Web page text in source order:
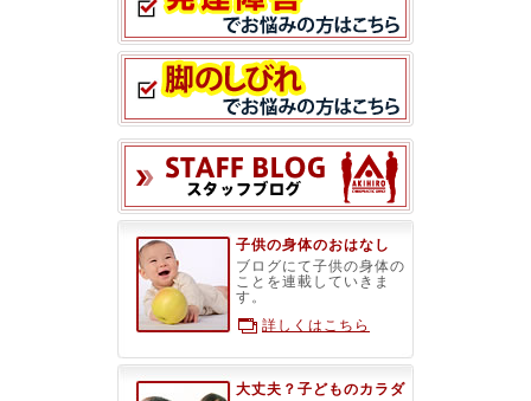
子供の身体のおはなし
ブログにて子供の身体の
ことを連載していきま
す。
詳しくはこちら
大丈夫？子どものカラダ